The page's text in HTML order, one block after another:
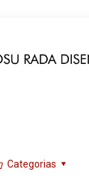
Categorias